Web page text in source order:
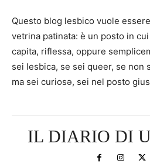
Questo blog lesbico vuole
vetrina patinata: è un posto in
capita, riflessa, oppure
sei lesbica, se sei queer, se non
ma sei curiosə, sei nel posto
IL DIARIO DI